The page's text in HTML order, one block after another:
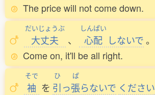
The price will not come down.
だいじょうぶ
大丈夫 、
しんぱい
心配 しないで。
Come on, it'll be all right.
そで
袖 を
ひ
引っ
ぱ
張らないで ください